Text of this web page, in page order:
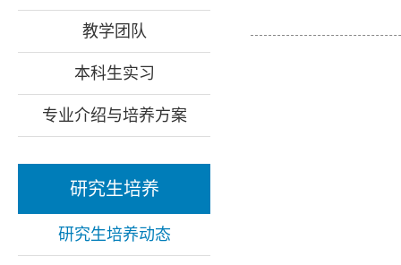
教学团队
本科生实习
专业介绍与培养方案
研究生培养
研究生培养动态